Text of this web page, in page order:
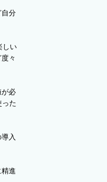
自分
しい
々
が必
った
入
進